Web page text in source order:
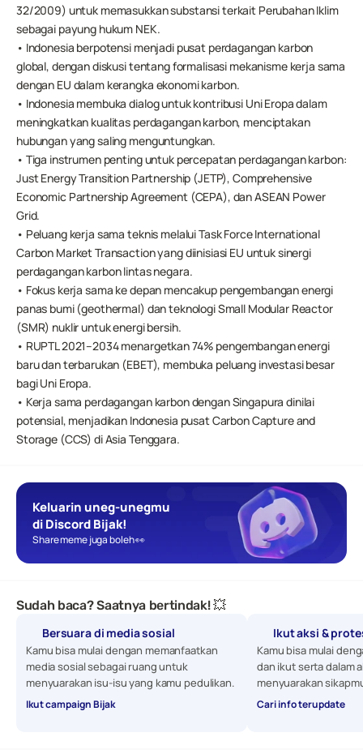
32/2009) untuk memasukkan substansi terkait Perubahan Iklim
sebagai payung hukum NEK.
• Indonesia berpotensi menjadi pusat perdagangan karbon
global, dengan diskusi tentang formalisasi mekanisme kerja sama
dengan EU dalam kerangka ekonomi karbon.
• Indonesia membuka dialog untuk kontribusi Uni Eropa dalam
meningkatkan kualitas perdagangan karbon, menciptakan
hubungan yang saling menguntungkan.
• Tiga instrumen penting untuk percepatan perdagangan karbon:
Just Energy Transition Partnership (JETP), Comprehensive
Economic Partnership Agreement (CEPA), dan ASEAN Power
Grid.
• Peluang kerja sama teknis melalui Task Force International
Carbon Market Transaction yang diinisiasi EU untuk sinergi
perdagangan karbon lintas negara.
• Fokus kerja sama ke depan mencakup pengembangan energi
panas bumi (geothermal) dan teknologi Small Modular Reactor
(SMR) nuklir untuk energi bersih.
• RUPTL 2021–2034 menargetkan 74% pengembangan energi
baru dan terbarukan (EBET), membuka peluang investasi besar
bagi Uni Eropa.
• Kerja sama perdagangan karbon dengan Singapura dinilai
potensial, menjadikan Indonesia pusat Carbon Capture and
Storage (CCS) di Asia Tenggara.
Keluarin uneg-unegmu
di Discord Bijak!
Share meme juga boleh 👀
Sudah baca? Saatnya bertindak! 💥
Bersuara di media sosial
Kamu bisa mulai dengan memanfaatkan
media sosial sebagai ruang untuk
menyuarakan isu-isu yang kamu pedulikan.
Ikut campaign Bijak
Ikut aksi &
Kamu bisa mulai
dan ikut serta dalam
menyuarakan
Cari info terupdate